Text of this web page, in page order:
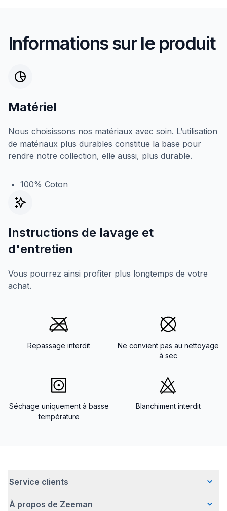
Informations sur le produit
Matériel
Nous choisissons nos matériaux avec soin. L’utilisation
de matériaux plus durables constitue la base pour
rendre notre collection, elle aussi, plus durable.
100% Coton
Instructions de lavage et
d'entretien
Vous pourrez ainsi profiter plus longtemps de votre
achat.
Repassage interdit
Ne convient pas au nettoyage
à sec
Séchage uniquement à basse
température
Blanchiment interdit
Service clients
Questions fréquentes
À propos de Zeeman